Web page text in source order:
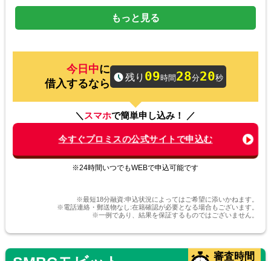
プライバシーを守る安心感！
す。身近な人に知られずにお金を借りられる
20代 Sさん
申込から借入まで簡単
も近くのコンビニで済ますことができるので
とても便利です。
もっと見る
に
借入するなら
残り 09時間 28分20秒
＼ スマホで簡単申し込み！ ／
今すぐプロミスの公式サイトで申込む
※24時間いつでもWEBで申込可能です
※最短18分融資:申込状況によってはご希望に添いかねます。
※電話連絡・郵送物なし:在籍確認が必要となる場合もございます。
※一例であり、結果を保証するものではございません。
審査時間